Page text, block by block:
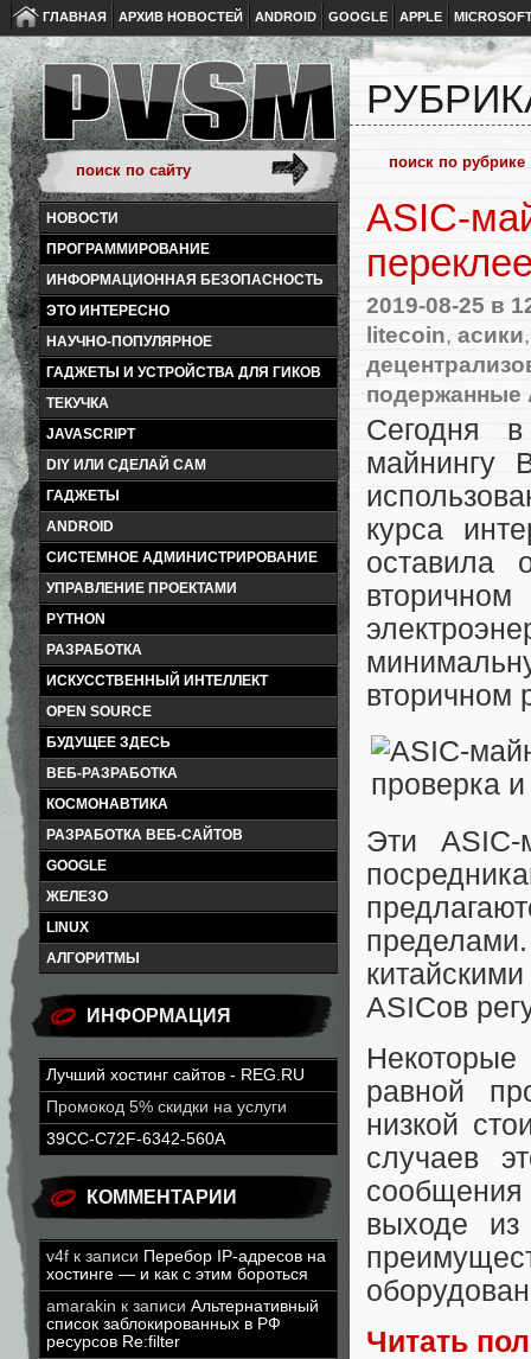
ГЛАВНАЯ АРХИВ НОВОСТЕЙ ANDROID GOOGLE APPLE
НОВОСТИ
ПРОГРАММИРОВАНИЕ
ИНФОРМАЦИОННАЯ БЕЗОПАСНОСТЬ
ЭТО ИНТЕРЕСНО
НАУЧНО-ПОПУЛЯРНОЕ
ГАДЖЕТЫ И УСТРОЙСТВА ДЛЯ ГИКОВ
ТЕКУЧКА
JAVASCRIPT
DIY ИЛИ СДЕЛАЙ САМ
ГАДЖЕТЫ
ANDROID
СИСТЕМНОЕ АДМИНИСТРИРОВАНИЕ
УПРАВЛЕНИЕ ПРОЕКТАМИ
PYTHON
РАЗРАБОТКА
ИСКУССТВЕННЫЙ ИНТЕЛЛЕКТ
OPEN SOURCE
БУДУЩЕЕ ЗДЕСЬ
ВЕБ-РАЗРАБОТКА
КОСМОНАВТИКА
РАЗРАБОТКА ВЕБ-САЙТОВ
GOOGLE
ЖЕЛЕЗО
LINUX
АЛГОРИТМЫ
ИНФОРМАЦИЯ
Лучший хостинг сайтов - REG.RU
Промокод 5% скидки на услуги
39CC-C72F-6342-560A
КОММЕНТАРИИ
v4f к записи Перебор IP-адресов на
хостинге — и как с этим бороться
amarakin к записи Альтернативный
список заблокированных в РФ
ресурсов Re:filter
ASIC-
2019-08-25 в
litecoin, асики
подержанные
Сегодня
майнингу
курса
оставила
вторичном
Эти
ASICов
равной
низкой
случаев
выходе
Читать